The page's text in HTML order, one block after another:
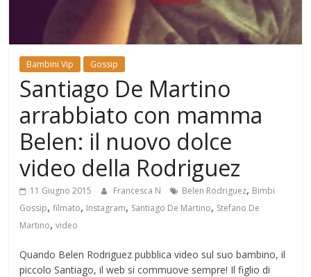
Bambini Vip Gossip
Santiago De Martino
arrabbiato con mamma
Belen: il nuovo dolce
video della Rodriguez
11 Giugno 2015 Francesca N Belen Rodriguez, Bimbi
Gossip,filmato, Instagram, Santiago De Martino, Stefano De
Martino,video
Quando Belen Rodriguez pubblica video sul suo bambino, il
piccolo Santiago, il web si commuove sempre! Il figlio di